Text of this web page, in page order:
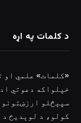
د کلمات په اړه
«کلمات» علمي او
خپلواکه دعوتي
سپېڅلو
کولو، د لوېدیځ